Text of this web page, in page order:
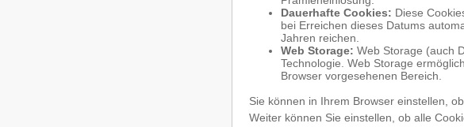
Dauerhafte Cookies: Diese
bei Erreichen dieses Datums
Jahren reichen.
Web Storage: Web Storage (auch
Technologie. Web Storage
Browser vorgesehenen Bereich.
Sie können in Ihrem Browser einstellen,
Weiter können Sie einstellen, ob alle